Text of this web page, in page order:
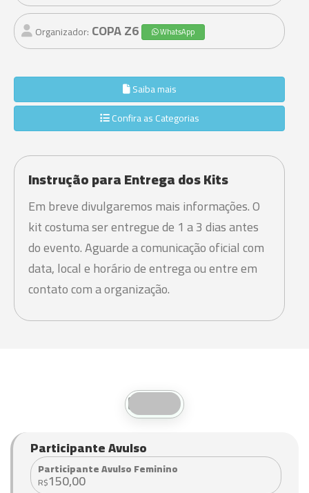
Organizador: COPA Z6 WhatsApp
Saiba mais
Confira as Categorias
Instrução para Entrega dos Kits
Em breve divulgaremos mais informações. O
kit costuma ser entregue de 1 a 3 dias antes
do evento. Aguarde a comunicação oficial com
data, local e horário de entrega ou entre em
contato com a organização.
Valores
Participante Avulso
Participante Avulso Feminino
R$150,00